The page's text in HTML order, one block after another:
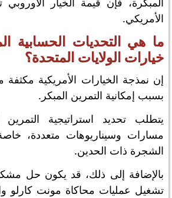
الأمريكي.
ما هي التحديات الحسابية
خيارات الولايات المتحدة؟
إن نمذجة الخيارات الأمريكية مكثفة
بسبب إمكانية التمرين المبكر.
يتطلب تحديد استراتيجية
مسارات وسيناريوهات متعددة،
الشجرة ذات الحدين.
بالإضافة إلى ذلك، قد يكون حل
تشغيل عمليات محاكاة مونت كارلو